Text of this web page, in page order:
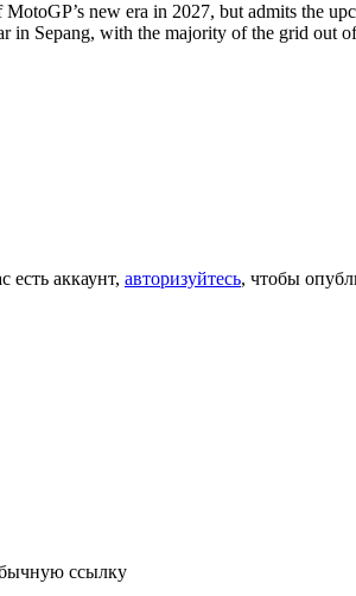
new era in 2027, but admits the
in Sepang, with the majority of the grid out
есть аккаунт, авторизуйтесь, чтобы
ссылку